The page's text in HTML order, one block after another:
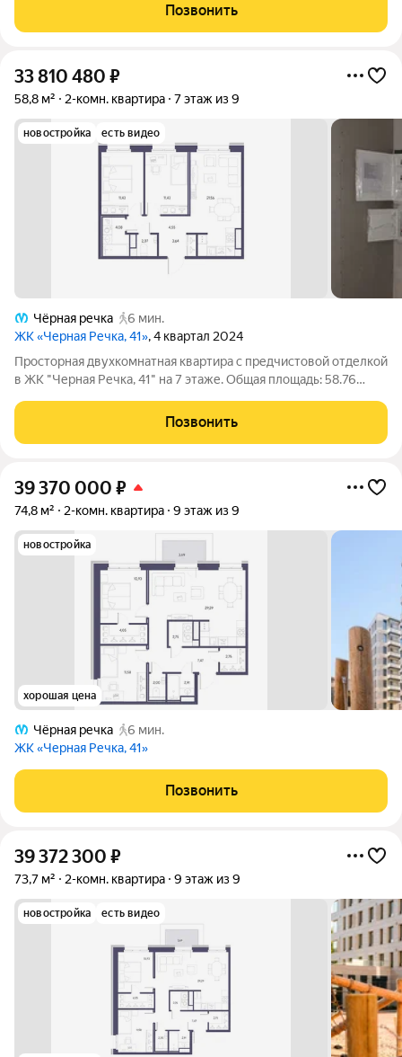
Позвонить
33 810 480 ₽
58,8 м² 2-комн. квартира 7 этаж из 9
новостройка есть видео
Чёрная речка
6 мин.
ЖК «Черная Речка, 41», 4 квартал 2024
Просторная двухкомнатная квартира с предчистовой отделкой
в ЖК "Черная Речка, 41" на 7 этаже. Общая площадь: 58.76
21.56 кв.м. Комнаты изолированные, все окна выходят на одну
сторону. В
Позвонить
39 370 000 ₽
74,8 м² 2-комн. квартира 9 этаж из 9
новостройка
хорошая цена
Чёрная речка
6 мин.
ЖК «Черная Речка, 41»
Позвонить
39 372 300 ₽
73,7 м² 2-комн. квартира 9 этаж из 9
новостройка есть видео